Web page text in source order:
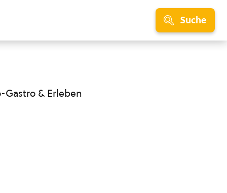
Suche
Gastro & Erleben